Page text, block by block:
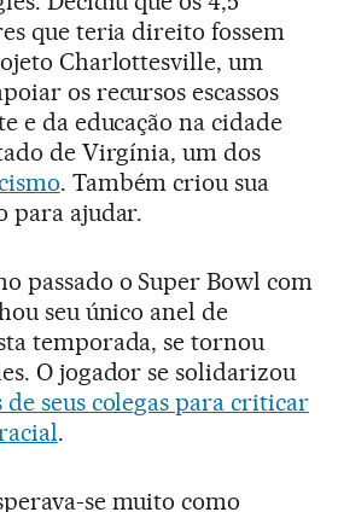
que teria direito fossem
Charlottesville, um
os recursos escassos
e da educação na cidade
de Virgínia, um dos
. Também criou sua
para ajudar.
passado o Super Bowl com
seu único anel de
temporada, se tornou
O jogador se solidarizou
seus colegas para criticar
.
se muito como